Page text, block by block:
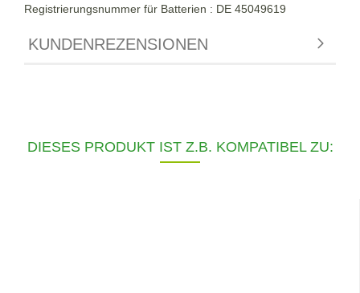
Registrierungsnummer für Batterien : DE 45049619
KUNDENREZENSIONEN
DIESES PRODUKT IST Z.B. KOMPATIBEL ZU: